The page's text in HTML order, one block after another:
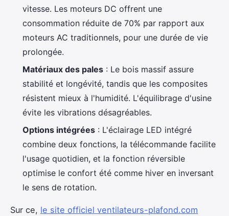
vitesse. Les moteurs DC offrent une
consommation réduite de 70% par rapport aux
moteurs AC traditionnels, pour une durée de vie
prolongée.
Matériaux des pales : Le bois massif assure
stabilité et longévité, tandis que les composites
résistent mieux à l'humidité. L'équilibrage d'usine
évite les vibrations désagréables.
Options intégrées : L'éclairage LED intégré
combine deux fonctions, la télécommande facilite
l'usage quotidien, et la fonction réversible
optimise le confort été comme hiver en inversant
le sens de rotation.
Sur ce, le site officiel ventilateurs-plafond.com